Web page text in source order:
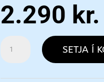
2.290 kr.
Crowntail
SETJA Í